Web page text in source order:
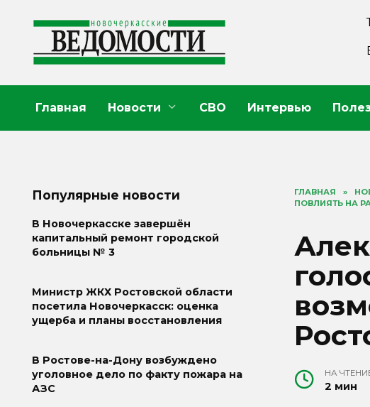
содержанию
Главная Новости СВО Интервью
ГЛАВНАЯ »
ПОВЛИЯТЬ НА
НА
2 мин
Популярные новости
В Новочеркасске завершён
капитальный ремонт городской
больницы № 3
Министр ЖКХ Ростовской области
посетила Новочеркасск: оценка
ущерба и планы восстановления
В Ростове-на-Дону возбуждено
уголовное дело по факту пожара на
АЗС